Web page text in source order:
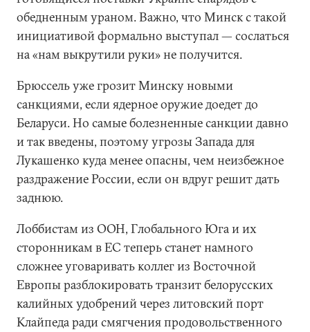
обедненным ураном. Важно, что Минск с такой
инициативой формально выступал — сослаться
на «нам выкрутили руки» не получится.
Брюссель уже грозит Минску новыми
санкциями, если ядерное оружие доедет до
Беларуси. Но самые болезненные санкции давно
и так введены, поэтому угрозы Запада для
Лукашенко куда менее опасны, чем неизбежное
раздражение России, если он вдруг решит дать
заднюю.
Лоббистам из ООН, Глобального Юга и их
сторонникам в ЕС теперь станет намного
сложнее уговаривать коллег из Восточной
Европы разблокировать транзит белорусских
калийных удобрений через литовский порт
Клайпеда ради смягчения продовольственного